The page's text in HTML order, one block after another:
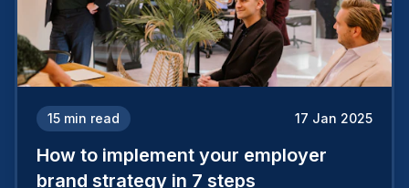
15 min read 17 Jan 2025
How to implement your employer
brand strategy in 7 steps